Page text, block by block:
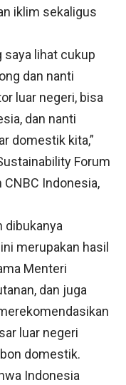
iklim sekaligus
saya lihat cukup
dan nanti
luar negeri, bisa
dan nanti
domestik kita,”
Forum
Indonesia,
dibukanya
merupakan hasil
Menteri
dan juga
luar negeri
domestik.
Indonesia